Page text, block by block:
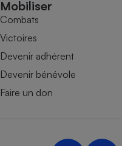
Mobiliser
Combats
Victoires
Devenir adhérent
Devenir bénévole
Faire un don